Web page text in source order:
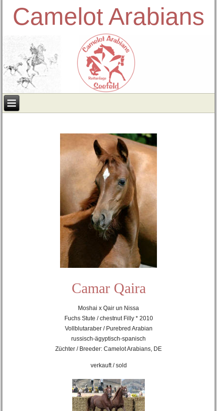
Camelot Arabians
Camar Qaira
Moshai x Qair un Nissa
Fuchs Stute / chestnut Filly * 2010
Vollblutaraber / Purebred Arabian
russisch-ägyptisch-spanisch
Züchter / Breeder: Camelot Arabians, DE
verkauft / sold